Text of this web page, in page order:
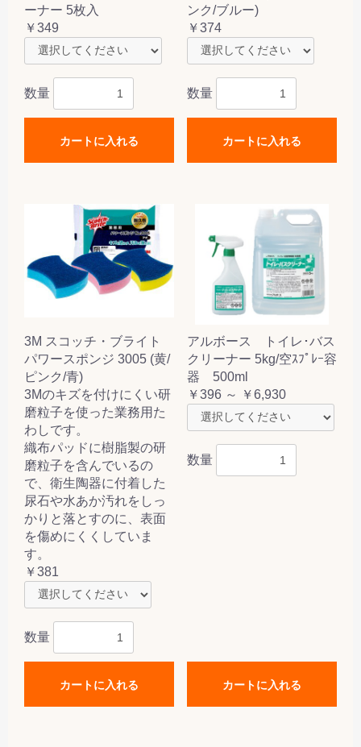
ーナー 5枚入
￥349
数量
カートに入れる
ンク/ブルー)
￥374
数量
カートに入れる
3M スコッチ・ブライト
パワースポンジ 3005 (黄/
ピンク/青)
3Mのキズを付けにくい研
磨粒子を使った業務用た
わしです。
織布パッドに樹脂製の研
磨粒子を含んでいるの
で、衛生陶器に付着した
尿石や水あか汚れをしっ
かりと落とすのに、表面
を傷めにくくしていま
す。
￥381
数量
カートに入れる
アルボース トイレ･バス
クリーナー 5kg/空ｽﾌﾟﾚｰ容
器 500ml
￥396 ～ ￥6,930
数量
カートに入れる